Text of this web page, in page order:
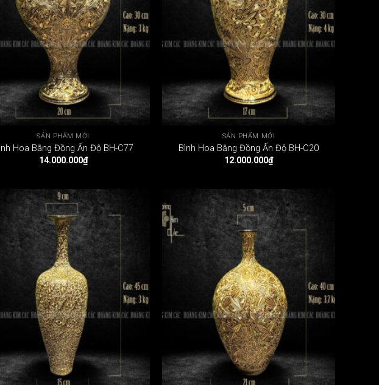
SẢN PHẨM MỚI
Hoa Bằng Đồng Ấn Độ BH-C77
14.000.000₫
SẢN PHẨM MỚI
Bình Hoa Bằng Đồng Ấn Độ BH-C20
12.000.000₫